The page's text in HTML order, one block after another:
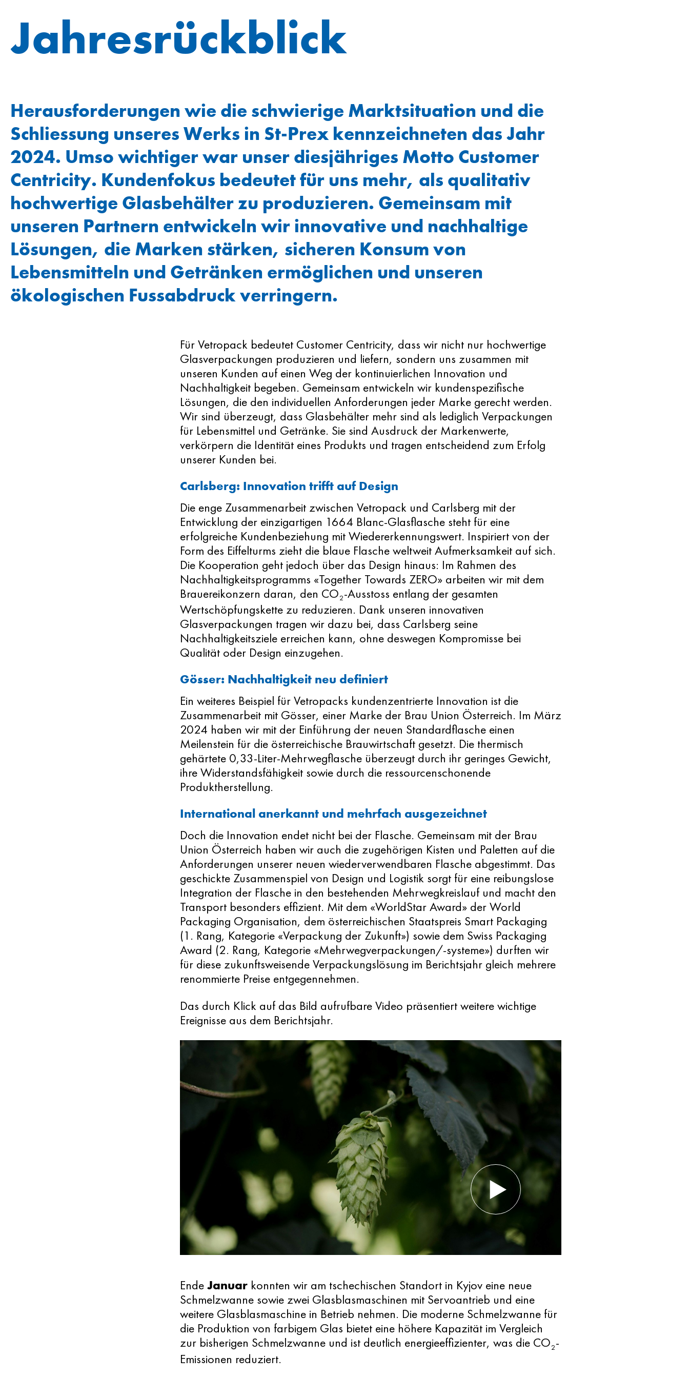
Vergütungsbericht
Erklärung des Verwaltungsrats
GRI-Index
Sorgfaltspflichten und Transparenz
Jahresrückblick
Herausforderungen wie die schwierige Marktsituation und die
Schliessung unseres Werks in St-Prex kennzeichneten das Jahr
2024. Umso wichtiger war unser diesjähriges Motto Customer
Centricity. Kundenfokus bedeutet für uns mehr, als qualitativ
hochwertige Glasbehälter zu produzieren. Gemeinsam mit
unseren Partnern entwickeln wir innovative und nachhaltige
Lösungen, die Marken stärken, sicheren Konsum von
Lebensmitteln und Getränken ermöglichen und unseren
ökologischen Fussabdruck verringern.
Für Vetropack bedeutet Customer Centricity, dass wir nicht nur hochwertige
Glasverpackungen produzieren und liefern, sondern uns zusammen mit
unseren Kunden auf einen Weg der kontinuierlichen Innovation und
Nachhaltigkeit begeben. Gemeinsam entwickeln wir kundenspezifische
Lösungen, die den individuellen Anforderungen jeder Marke gerecht werden.
Wir sind überzeugt, dass Glasbehälter mehr sind als lediglich Verpackungen
für Lebensmittel und Getränke. Sie sind Ausdruck der Markenwerte,
verkörpern die Identität eines Produkts und tragen entscheidend zum Erfolg
unserer Kunden bei.
Carlsberg: Innovation trifft auf Design
Die enge Zusammenarbeit zwischen Vetropack und Carlsberg mit der
Entwicklung der einzigartigen 1664 Blanc-Glasflasche steht für eine
erfolgreiche Kundenbeziehung mit Wiedererkennungswert. Inspiriert von der
Form des Eiffelturms zieht die blaue Flasche weltweit Aufmerksamkeit auf sich.
Die Kooperation geht jedoch über das Design hinaus: Im Rahmen des
Nachhaltigkeitsprogramms «Together Towards ZERO» arbeiten wir mit dem
Brauereikonzern daran, den CO2-Ausstoss entlang der gesamten
Wertschöpfungskette zu reduzieren. Dank unseren innovativen
Glasverpackungen tragen wir dazu bei, dass Carlsberg seine
Nachhaltigkeitsziele erreichen kann, ohne deswegen Kompromisse bei
Qualität oder Design einzugehen.
Gösser: Nachhaltigkeit neu definiert
Ein weiteres Beispiel für Vetropacks kundenzentrierte Innovation ist die
Zusammenarbeit mit Gösser, einer Marke der Brau Union Österreich. Im März
2024 haben wir mit der Einführung der neuen Standardflasche einen
Meilenstein für die österreichische Brauwirtschaft gesetzt. Die thermisch
gehärtete 0,33-Liter-Mehrwegflasche überzeugt durch ihr geringes Gewicht,
ihre Widerstandsfähigkeit sowie durch die ressourcenschonende
Produktherstellung.
International anerkannt und mehrfach ausgezeichnet
Doch die Innovation endet nicht bei der Flasche. Gemeinsam mit der Brau
Union Österreich haben wir auch die zugehörigen Kisten und Paletten auf die
Anforderungen unserer neuen wiederverwendbaren Flasche abgestimmt. Das
geschickte Zusammenspiel von Design und Logistik sorgt für eine reibungslose
Integration der Flasche in den bestehenden Mehrwegkreislauf und macht den
Transport besonders effizient. Mit dem «WorldStar Award» der World
Packaging Organisation, dem österreichischen Staatspreis Smart Packaging
(1. Rang, Kategorie «Verpackung der Zukunft») sowie dem Swiss Packaging
Award (2. Rang, Kategorie «Mehrwegverpackungen/-systeme») durften wir
für diese zukunftsweisende Verpackungslösung im Berichtsjahr gleich mehrere
renommierte Preise entgegennehmen.
Das durch Klick auf das Bild aufrufbare Video präsentiert weitere wichtige
Ereignisse aus dem Berichtsjahr.
Ende Januarkonnten wir am tschechischen Standort in Kyjov eine neue
Schmelzwanne sowie zwei Glasblasmaschinen mit Servoantrieb und eine
weitere Glasblasmaschine in Betrieb nehmen. Die moderne Schmelzwanne für
die Produktion von farbigem Glas bietet eine höhere Kapazität im Vergleich
zur bisherigen Schmelzwanne und ist deutlich energieeffizienter, was die CO2-
Emissionen reduziert.